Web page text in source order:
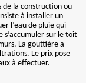
de la construction ou
à installer un
l’eau de pluie qui
s’accumuler sur le toit
La gouttière a
Le prix pose
à effectuer.